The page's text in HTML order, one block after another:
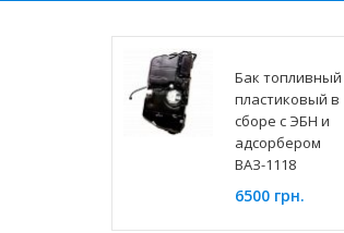
Бак топливный
пластиковый в
сборе с ЭБН и
адсорбером
ВАЗ-1118
6500 грн.